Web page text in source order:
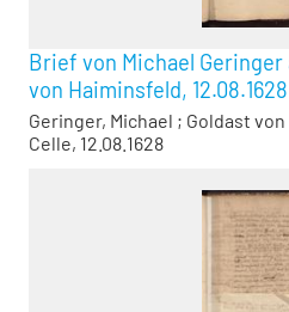
Brief von Michael Geringer
von Haiminsfeld, 12.08.1628
Geringer, Michael ; Goldast
Celle, 12.08.1628